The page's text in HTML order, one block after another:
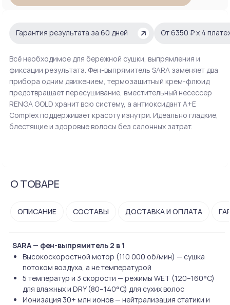
Гарантия результата за 60 дней От 6350 ₽ х 4
Всё необходимое для бережной сушки, выпрямления и
фиксации результата. Фен-выпрямитель SARA заменяет два
прибора одним движением, термозащитный крем-флюид
предотвращает пересушивание, вместительный несессер
RENGA GOLD хранит всю систему, а антиоксидант A+E
Complex поддерживает красоту изнутри. Идеально гладкие,
блестящие и здоровые волосы без салонных затрат.
О ТОВАРЕ
ОПИСАНИЕ СОСТАВЫ ДОСТАВКА И ОПЛАТА
SARA — фен-выпрямитель 2 в 1
Высокоскоростной мотор (110 000 об/мин) — сушка
потоком воздуха, а не температурой
5 температур и 3 скорости — режимы WET (120–160°C)
для влажных и DRY (80–140°C) для сухих волос
Ионизация 30+ млн ионов — нейтрализация статики и